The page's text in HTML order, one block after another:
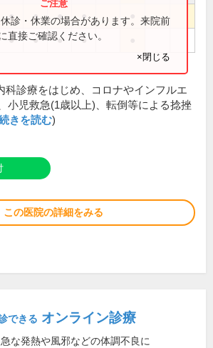
● ● ● ●
● ● ● ●
診・休業の場合があります。来院前
直接ご確認ください。
×閉じる
科診療をはじめ、コロナやインフルエ
小児救急(1歳以上)、転倒等による捻挫
きを読む)
この医院の詳細をみる
できる オンライン診療
急な発熱や風邪などの体調不良に